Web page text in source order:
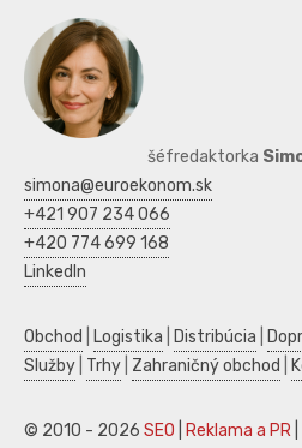
šéfredaktorka
simona@euroekonom.sk
+421 907 234 066
+420 774 699 168
LinkedIn
Obchod Logistika Distribúcia
Služby Trhy Zahraničný obchod
© 2010 - 2026 SEO Reklama a PR